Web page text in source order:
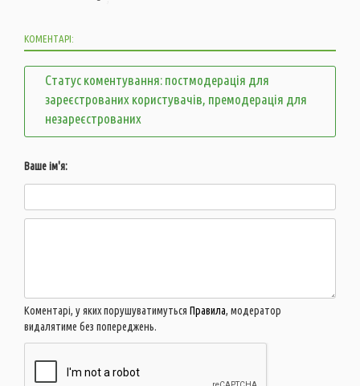
КОМЕНТАРІ:
Статус коментування: постмодерація для
зареєстрованих користувачів, премодерація для
незареєстрованих
Ваше ім'я:
Коментарі, у яких порушуватимуться Правила, модератор
видалятиме без попереджень.